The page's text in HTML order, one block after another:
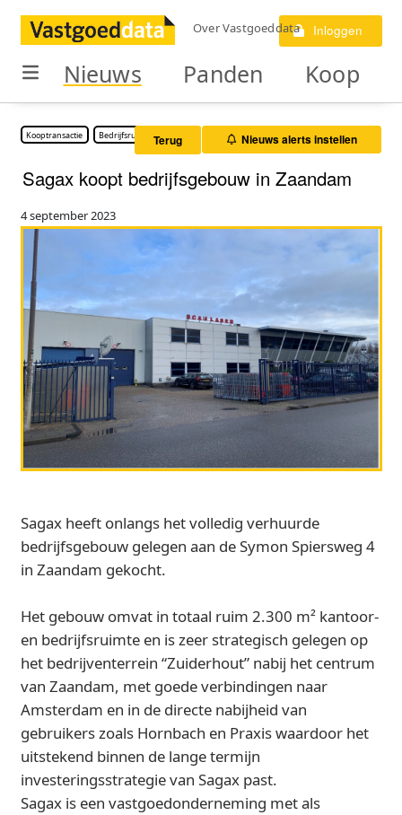
Over Vastgoeddata Inloggen
Nieuws Panden Koop
Kooptransactie Bedrijfsruimte Terug Nieuws alerts instellen
Sagax koopt bedrijfsgebouw in Zaandam
4 september 2023
Sagax heeft onlangs het volledig verhuurde
bedrijfsgebouw gelegen aan de Symon Spiersweg 4
in Zaandam gekocht.
Het gebouw omvat in totaal ruim 2.300 m² kantoor-
en bedrijfsruimte en is zeer strategisch gelegen op
het bedrijventerrein “Zuiderhout” nabij het centrum
van Zaandam, met goede verbindingen naar
Amsterdam en in de directe nabijheid van
gebruikers zoals Hornbach en Praxis waardoor het
uitstekend binnen de lange termijn
investeringsstrategie van Sagax past.
Sagax is een vastgoedonderneming met als